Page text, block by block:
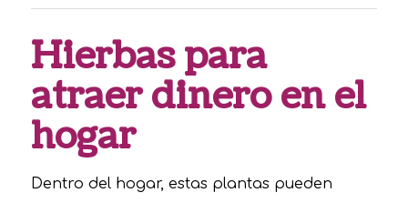
Hierbas para
atraer dinero en el
hogar
Dentro del hogar, estas plantas pueden